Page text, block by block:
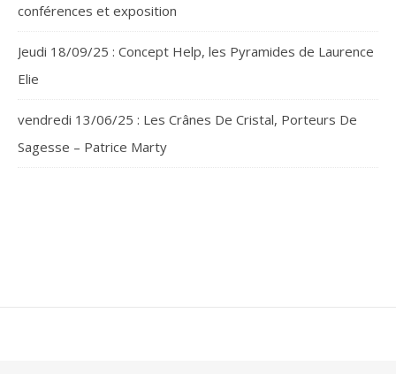
conférences et exposition
Jeudi 18/09/25 : Concept Help, les Pyramides de Laurence
Elie
vendredi 13/06/25 : Les Crânes De Cristal, Porteurs De
Sagesse – Patrice Marty